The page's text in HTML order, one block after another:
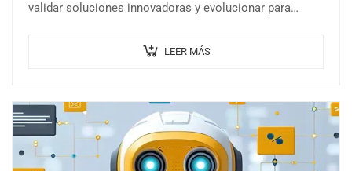
validar soluciones innovadoras y evolucionar para
LEER MÁS